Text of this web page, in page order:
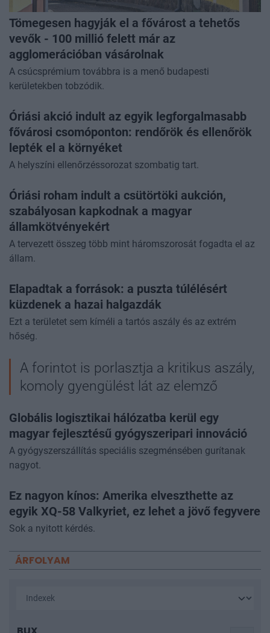
Tömegesen hagyják el a fővárost a tehetős
vevők - 100 millió felett már az
agglomerációban vásárolnak
A csúcsprémium továbbra is a menő budapesti
kerületekben tobzódik.
Óriási akció indult az egyik legforgalmasabb
fővárosi csomóponton: rendőrök és ellenőrök
lepték el a környéket
A helyszíni ellenőrzéssorozat szombatig tart.
Óriási roham indult a csütörtöki aukción,
szabályosan kapkodnak a magyar
államkötvényekért
A tervezett összeg több mint háromszorosát fogadta el az
állam.
Elapadtak a források: a puszta túlélésért
küzdenek a hazai halgazdák
Ezt a területet sem kíméli a tartós aszály és az extrém
hőség.
A forintot is porlasztja a kritikus aszály,
komoly gyengülést lát az elemző
Globális logisztikai hálózatba kerül egy
magyar fejlesztésű gyógyszeripari innováció
A gyógyszerszállítás speciális szegménsében gurítanak
nagyot.
Ez nagyon kínos: Amerika elveszthette az
egyik XQ-58 Valkyriet, ez lehet a jövő fegyvere
Sok a nyitott kérdés.
ÁRFOLYAM